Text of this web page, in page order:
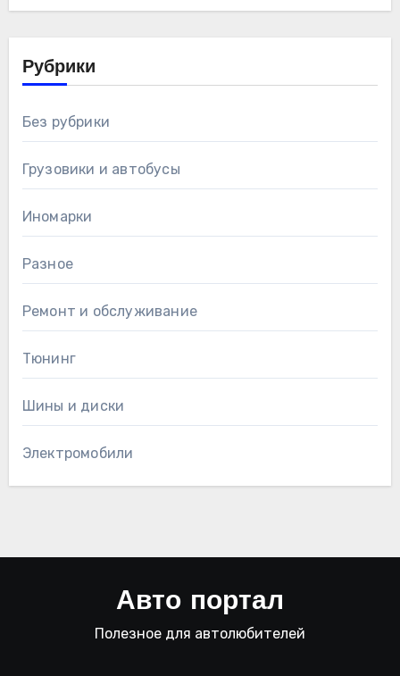
Рубрики
Без рубрики
Грузовики и автобусы
Иномарки
Разное
Ремонт и обслуживание
Тюнинг
Шины и диски
Электромобили
Авто портал
Полезное для автолюбителей